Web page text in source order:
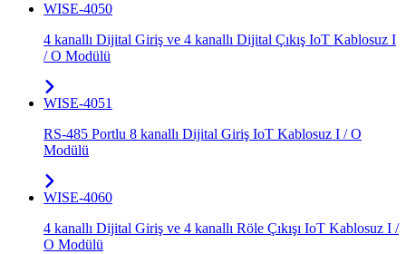
WISE-4050
4 kanallı Dijital Giriş ve 4 kanallı Dijital Çıkış IoT Kablosuz I
/ O Modülü
WISE-4051
RS-485 Portlu 8 kanallı Dijital Giriş IoT Kablosuz I / O
Modülü
WISE-4060
4 kanallı Dijital Giriş ve 4 kanallı Röle Çıkışı IoT Kablosuz I /
O Modülü